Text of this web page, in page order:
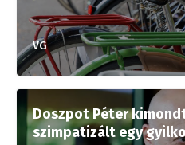
VG
Doszpot Péter
szimpatizált egy